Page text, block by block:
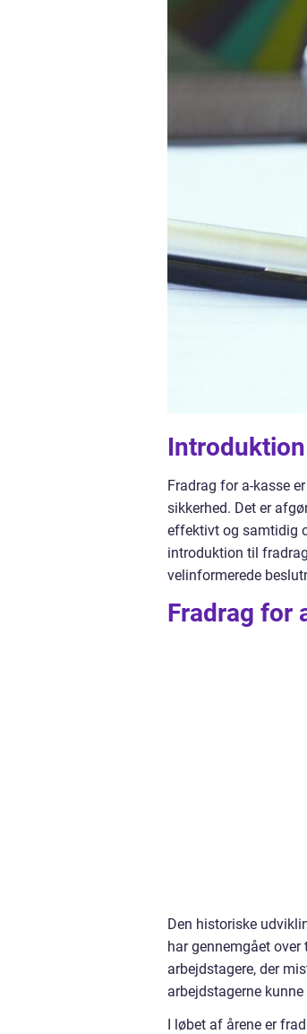
Fradrag for a-kasse
sikkerhed. Det er
effektivt og samtidig
introduktion til
velinformerede
Fradrag for
Den historiske
har gennemgået
arbejdstagere, der
arbejdstagerne
I løbet af årene er